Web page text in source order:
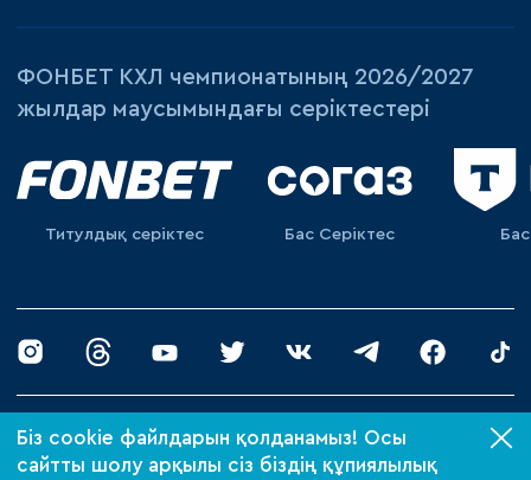
Біз cookie файлдарын қолданамыз! Осы
сайтты шолу арқылы сіз біздің құпиялылық
ФОНБЕТ КХЛ чемпионатының 2026/2027
жылдар маусымындағы серіктестері
Титулдық серіктес Бас Серіктес
© 2026 «Барыс ХК»
Құпиялылық саясаты